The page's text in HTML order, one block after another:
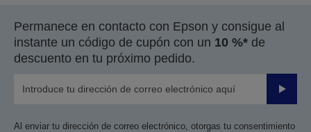
Permanece en contacto con Epson y consigue al
instante un código de cupón con un 10 %* de
descuento en tu próximo pedido.
Enviar
Al enviar tu dirección de correo electrónico, otorgas tu consentimiento